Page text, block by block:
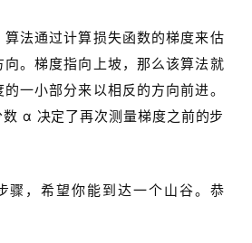
算法通过计算损失函数的梯度来估
向。梯度指向上坡，那么该算法就
一小部分来以相反的方向前进。
α 决定了再次测量梯度之前的步
骤，希望你能到达一个山谷。恭